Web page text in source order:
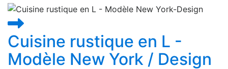
Cuisine rustique en L -
Modèle New York / Design